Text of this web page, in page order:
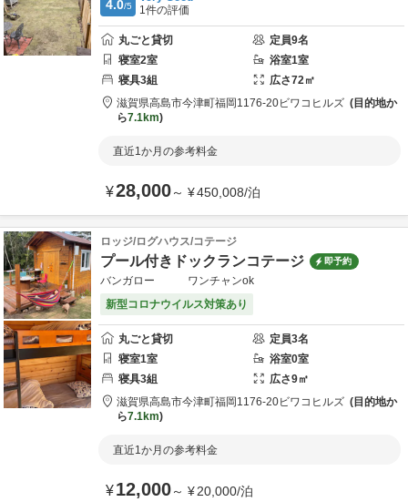
4.0/5
1件の評価
丸ごと貸切 定員9名
寝室2室 浴室1室
寝具3組 広さ72㎡
滋賀県高島市今津町福岡1176-20ビワコヒルズ
目的地か
ら7.1km
直近1か月の参考料金
¥28,000～ ¥450,008/泊
ロッジ/ログハウス/コテージ
プール付きドックランコテージ 即予約
バンガロー ワンチャンok
新型コロナウイルス対策あり
丸ごと貸切 定員3名
寝室1室 浴室0室
寝具3組 広さ9㎡
滋賀県高島市今津町福岡1176-20ビワコヒルズ
目的地か
ら7.1km
直近1か月の参考料金
¥12,000～ ¥20,000/泊